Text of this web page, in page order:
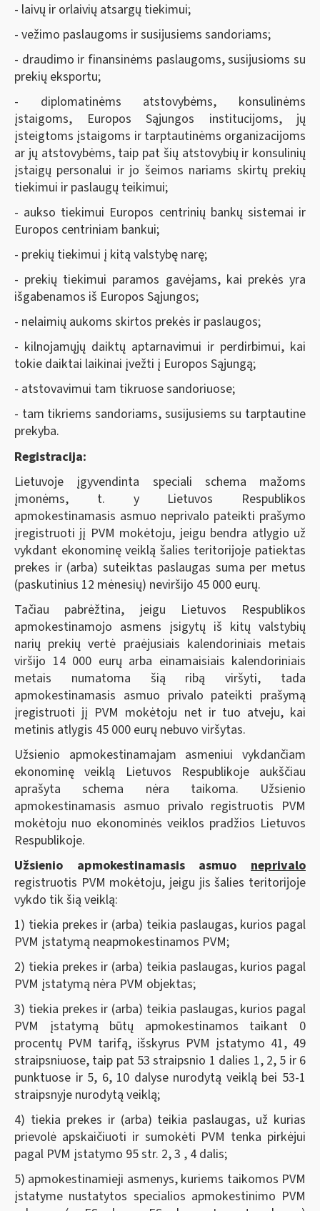
- laivų ir orlaivių atsargų tiekimui;
- vežimo paslaugoms ir susijusiems sandoriams;
- draudimo ir finansinėms paslaugoms, susijusioms su
prekių eksportu;
- diplomatinėms atstovybėms, konsulinėms
įstaigoms, Europos Sąjungos institucijoms, jų
įsteigtoms įstaigoms ir tarptautinėms organizacijoms
ar jų atstovybėms, taip pat šių atstovybių ir konsulinių
įstaigų personalui ir jo šeimos nariams skirtų prekių
tiekimui ir paslaugų teikimui;
- aukso tiekimui Europos centrinių bankų sistemai ir
Europos centriniam bankui;
- prekių tiekimui į kitą valstybę narę;
- prekių tiekimui paramos gavėjams, kai prekės yra
išgabenamos iš Europos Sąjungos;
- nelaimių aukoms skirtos prekės ir paslaugos;
- kilnojamųjų daiktų aptarnavimui ir perdirbimui, kai
tokie daiktai laikinai įvežti į Europos Sąjungą;
- atstovavimui tam tikruose sandoriuose;
- tam tikriems sandoriams, susijusiems su tarptautine
prekyba.
Registracija:
Lietuvoje įgyvendinta speciali schema mažoms
įmonėms, t. y Lietuvos Respublikos
apmokestinamasis asmuo neprivalo pateikti prašymo
įregistruoti jį PVM mokėtoju, jeigu bendra atlygio už
vykdant ekonominę veiklą šalies teritorijoje patiektas
prekes ir (arba) suteiktas paslaugas suma per metus
(paskutinius 12 mėnesių) neviršijo 45 000 eurų.
Tačiau pabrėžtina, jeigu Lietuvos Respublikos
apmokestinamojo asmens įsigytų iš kitų valstybių
narių prekių vertė praėjusiais kalendoriniais metais
viršijo 14 000 eurų arba einamaisiais kalendoriniais
metais numatoma šią ribą viršyti, tada
apmokestinamasis asmuo privalo pateikti prašymą
įregistruoti jį PVM mokėtoju net ir tuo atveju, kai
metinis atlygis 45 000 eurų nebuvo viršytas.
Užsienio apmokestinamajam asmeniui vykdančiam
ekonominę veiklą Lietuvos Respublikoje aukščiau
aprašyta schema nėra taikoma. Užsienio
apmokestinamasis asmuo privalo registruotis PVM
mokėtoju nuo ekonominės veiklos pradžios Lietuvos
Respublikoje.
Užsienio apmokestinamasis asmuo neprivalo
registruotis PVM mokėtoju, jeigu jis šalies teritorijoje
vykdo tik šią veiklą:
1) tiekia prekes ir (arba) teikia paslaugas, kurios pagal
PVM įstatymą neapmokestinamos PVM;
2) tiekia prekes ir (arba) teikia paslaugas, kurios pagal
PVM įstatymą nėra PVM objektas;
3) tiekia prekes ir (arba) teikia paslaugas, kurios pagal
PVM įstatymą būtų apmokestinamos taikant 0
procentų PVM tarifą, išskyrus PVM įstatymo 41, 49
straipsniuose, taip pat 53 straipsnio 1 dalies 1, 2, 5 ir 6
punktuose ir 5, 6, 10 dalyse nurodytą veiklą bei 53-1
straipsnyje nurodytą veiklą;
4) tiekia prekes ir (arba) teikia paslaugas, už kurias
prievolė apskaičiuoti ir sumokėti PVM tenka pirkėjui
pagal PVM įstatymo 95 str. 2, 3 , 4 dalis;
5) apmokestinamieji asmenys, kuriems taikomos PVM
įstatyme nustatytos specialios apmokestinimo PVM